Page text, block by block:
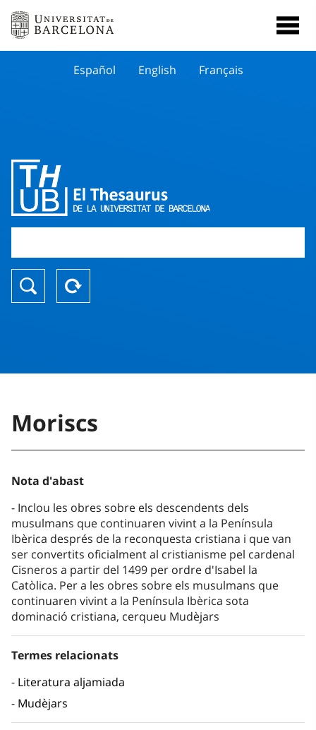
Español English Français
Moriscs
Nota d'abast
Inclou les obres sobre els descendents dels
musulmans que continuaren vivint a la Península
Ibèrica després de la reconquesta cristiana i que van
ser convertits oficialment al cristianisme pel cardenal
Cisneros a partir del 1499 per ordre d'Isabel la
Catòlica. Per a les obres sobre els musulmans que
continuaren vivint a la Península Ibèrica sota
dominació cristiana, cerqueu Mudèjars
Termes relacionats
Literatura aljamiada
Mudèjars